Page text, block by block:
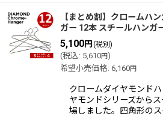
【まとめ割】クロームハ
ガー 12本 スチールハンガ
5,100円 (税別)
(税込 : 5,610円)
希望小売価格: 6,160円
クロームダイヤモンド
ヤモンドシリーズから
場しました。四角形の